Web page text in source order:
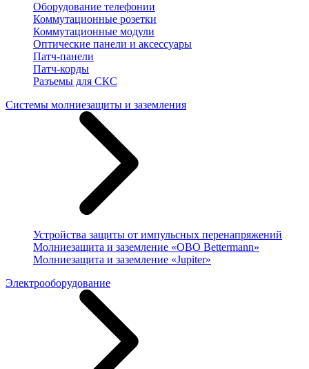
Оборудование телефонии
Коммутационные розетки
Коммутационные модули
Оптические панели и аксессуары
Патч-панели
Патч-корды
Разъемы для СКС
Системы молниезащиты и заземления
Устройства защиты от импульсных перенапряжений
Молниезащита и заземление «OBO Bettermann»
Молниезащита и заземление «Jupiter»
Электрооборудование